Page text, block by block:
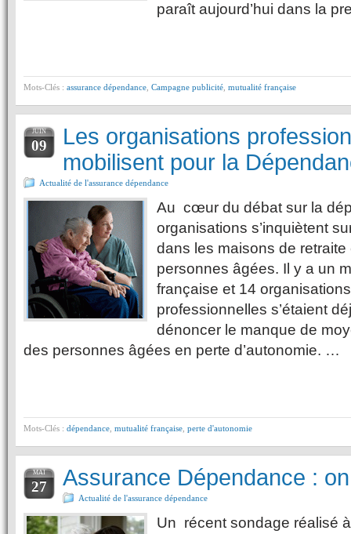
paraît aujourd’hui dans la
Mots-Clés : assurance dépendance Campagne publicité mutualité française
JUIN
09
Les organisations
mobilisent pour la
Actualité de l'assurance dépendance
Au cœur du débat sur la
organisations s’inquiètent
dans les maisons de
personnes âgées. Il y a un
française et 14 organisations
professionnelles s’étaient
dénoncer le manque de
des personnes âgées en perte d’autonomie. …
Mots-Clés : dépendance mutualité française perte d'autonomie
MAI
27 Assurance Dépendance :
Actualité de l'assurance dépendance
Un récent sondage réalisé